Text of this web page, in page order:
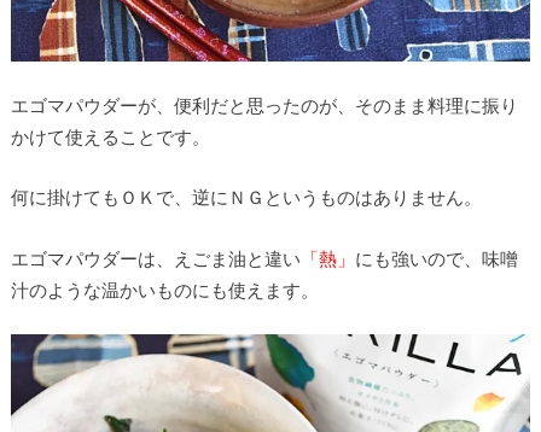
エゴマパウダーが、便利だと思ったのが、そのまま料理に振り
かけて使えることです。
何に掛けてもＯＫで、逆にＮＧというものはありません。
エゴマパウダーは、えごま油と違い 「熱」 にも強いので、味噌
汁のような温かいものにも使えます。